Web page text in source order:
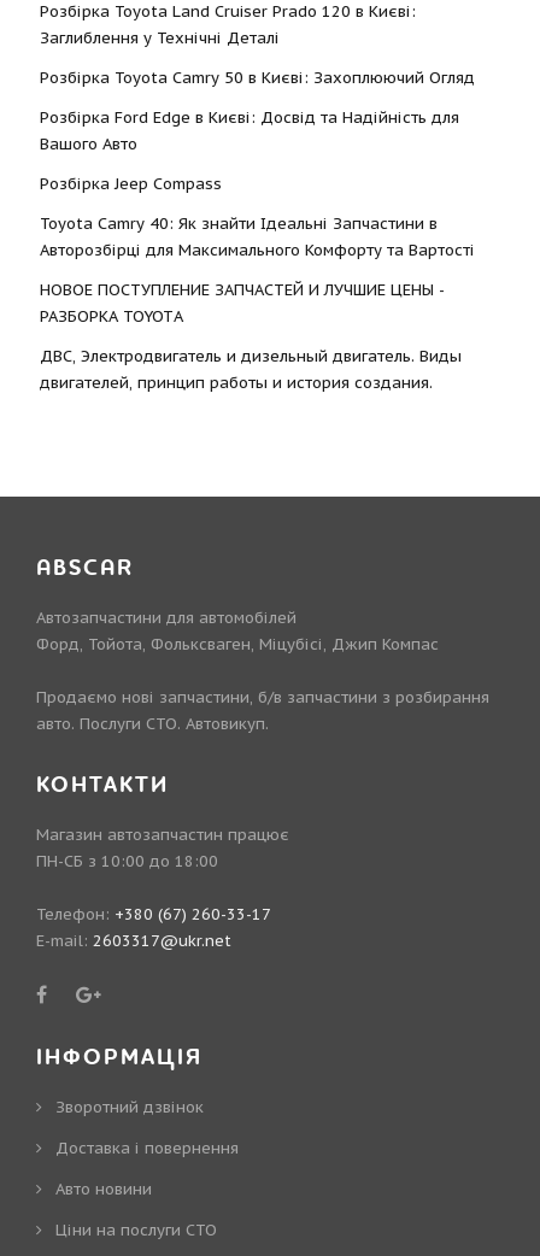
Розбірка Toyota Land Cruiser Prado 120 в Києві:
Заглиблення у Технічні Деталі
Розбірка Toyota Camry 50 в Києві: Захоплюючий Огляд
Розбірка Ford Edge в Києві: Досвід та Надійність для
Вашого Авто
Розбірка Jeep Compass
Toyota Camry 40: Як знайти Ідеальні Запчастини в
Авторозбірці для Максимального Комфорту та Вартості
НОВОЕ ПОСТУПЛЕНИЕ ЗАПЧАСТЕЙ И ЛУЧШИЕ ЦЕНЫ -
РАЗБОРКА TOYOTА
ДВС, Электродвигатель и дизельный двигатель. Виды
двигателей, принцип работы и история создания.
ABSCAR
Автозапчастини для автомобілей
Форд, Тойота, Фольксваген, Міцубісі, Джип Компас
Продаємо нові запчастини, б/в запчастини з розбирання
авто. Послуги СТО. Автовикуп.
КОНТАКТИ
Магазин автозапчастин працює
ПН-СБ з 10:00 до 18:00
Телефон: +380 (67) 260-33-17
E-mail: 2603317@ukr.net
ІНФОРМАЦІЯ
Зворотний дзвінок
Доставка і повернення
Авто новини
Ціни на послуги СТО